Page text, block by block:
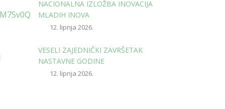
NACIONALNA IZLOŽBA INOVACIJA
MLADIH INOVA
12. lipnja 2026.
VESELI ZAJEDNIČKI ZAVRŠETAK
NASTAVNE GODINE
12. lipnja 2026.